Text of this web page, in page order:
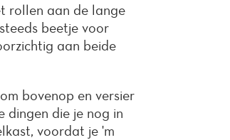
rollen aan de lange
beetje voor
aan beide
bovenop en versier
dingen die je nog in
voordat je 'm